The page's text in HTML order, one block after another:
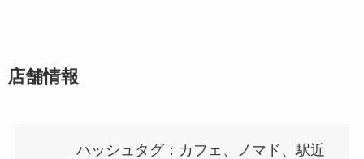
店舗情報
ハッシュタグ：カフェ、ノマド、駅近